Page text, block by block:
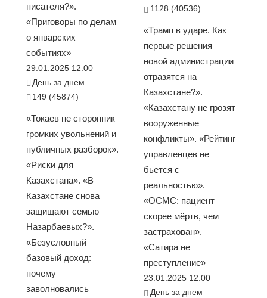
писателя?».
«Приговоры по делам
о январских
событиях»
29.01.2025 12:00
День за днем
149 (45874)
«Токаев не сторонник
громких увольнений и
публичных разборок».
«Риски для
Казахстана». «В
Казахстане снова
защищают семью
Назарбаевых?».
«Безусловный
базовый доход:
почему
заволновались
1128 (40536)
«Трамп в ударе. Как
первые решения
новой администрации
отразятся на
Казахстане?».
«Казахстану не грозят
вооруженные
конфликты». «Рейтинг
управленцев не
бьется с
реальностью».
«ОСМС: пациент
скорее мёртв, чем
застрахован».
«Сатира не
преступление»
23.01.2025 12:00
День за днем